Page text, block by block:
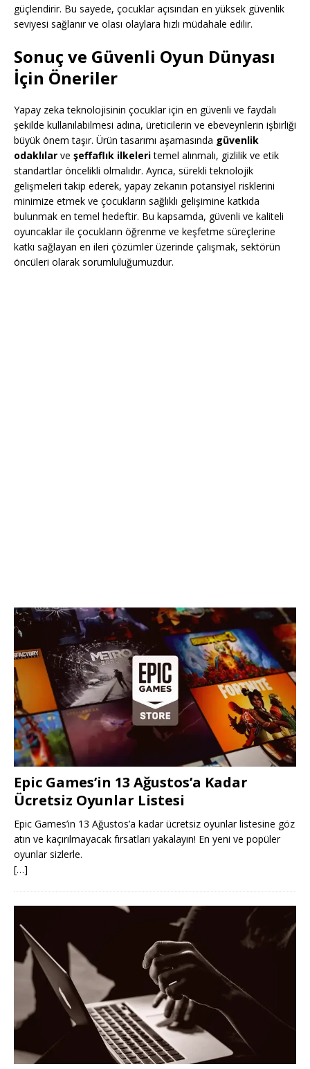
güçlendirir. Bu sayede, çocuklar açısından en yüksek güvenlik
seviyesi sağlanır ve olası olaylara hızlı müdahale edilir.
Sonuç ve Güvenli Oyun Dünyası
İçin Öneriler
Yapay zeka teknolojisinin çocuklar için en güvenli ve faydalı
şekilde kullanılabilmesi adına, üreticilerin ve ebeveynlerin işbirliği
büyük önem taşır. Ürün tasarımı aşamasında güvenlik
odaklılar ve şeffaflık ilkeleritemel alınmalı, gizlilik ve etik
standartlar öncelikli olmalıdır. Ayrıca, sürekli teknolojik
gelişmeleri takip ederek, yapay zekanın potansiyel risklerini
minimize etmek ve çocukların sağlıklı gelişimine katkıda
bulunmak en temel hedeftir. Bu kapsamda, güvenli ve kaliteli
oyuncaklar ile çocukların öğrenme ve keşfetme süreçlerine
katkı sağlayan en ileri çözümler üzerinde çalışmak, sektörün
öncüleri olarak sorumluluğumuzdur.
Epic Games’in 13 Ağustos’a Kadar
Ücretsiz Oyunlar Listesi
Epic Games’in 13 Ağustos’a kadar ücretsiz oyunlar listesine göz
atın ve kaçırılmayacak fırsatları yakalayın! En yeni ve popüler
oyunlar sizlerle.
[…]